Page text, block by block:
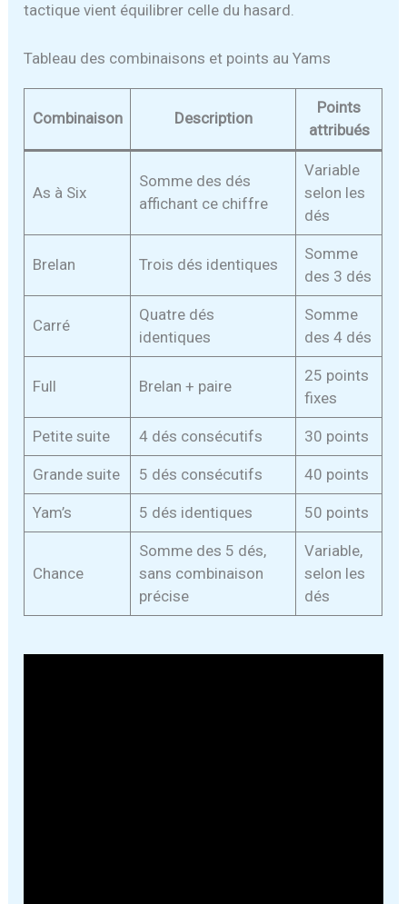
tactique vient équilibrer celle du hasard.
Tableau des combinaisons et points au Yams
Combinaison Description
Points
attribués
As à Six
Somme des dés
affichant ce chiffre
Variable
selon les
dés
Brelan Trois dés identiques
Somme
des 3 dés
Carré
Quatre dés
identiques
Somme
des 4 dés
Full Brelan + paire
25 points
fixes
Petite suite 4 dés consécutifs 30 points
Grande suite 5 dés consécutifs 40 points
Yam’s 5 dés identiques 50 points
Chance
Somme des 5 dés,
sans combinaison
précise
Variable,
selon les
dés